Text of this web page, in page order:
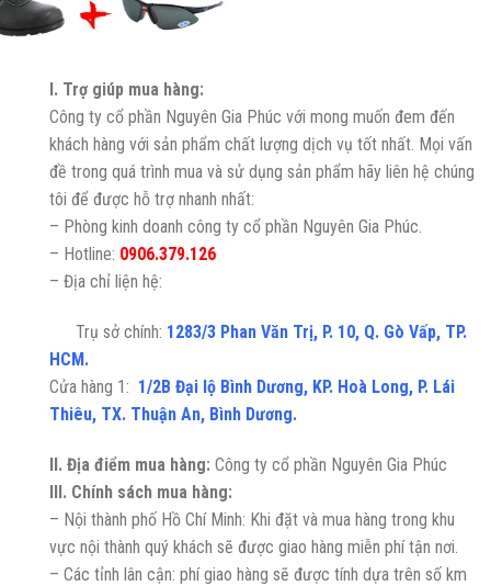
I. Trợ giúp mua hàng:
Công ty cổ phần Nguyên Gia Phúc với mong muốn đem đến
khách hàng với sản phẩm chất lượng dịch vụ tốt nhất. Mọi vấn
đề trong quá trình mua và sử dụng sản phẩm hãy liên hệ chúng
tôi để được hỗ trợ nhanh nhất:
– Phòng kinh doanh công ty cổ phần Nguyên Gia Phúc.
– Hotline: 0906.379.126
– Địa chỉ liện hệ:
Trụ sở chính: 1283/3 Phan Văn Trị, P. 10, Q. Gò Vấp, TP.
HCM.
Cửa hàng 1: 1/2B Đại lộ Bình Dương, KP. Hoà Long, P. Lái
Thiêu, TX. Thuận An, Bình Dương.
II. Địa điểm mua hàng: Công ty cổ phần Nguyên Gia Phúc
III. Chính sách mua hàng:
– Nội thành phố Hồ Chí Minh: Khi đặt và mua hàng trong khu
vực nội thành quý khách sẽ được giao hàng miễn phí tận nơi.
– Các tỉnh lân cận: phí giao hàng sẽ được tính dựa trên số km